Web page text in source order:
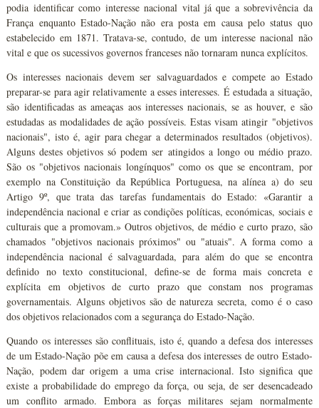
podia identificar como interesse nacional vital já que a sobrevivência da
França enquanto Estado-Nação não era posta em causa pelo status quo
estabelecido em 1871. Tratava-se, contudo, de um interesse nacional não
vital e que os sucessivos governos franceses não tornaram nunca explícitos.
Os interesses nacionais devem ser salvaguardados e compete ao Estado
preparar-se para agir relativamente a esses interesses. É estudada a situação,
são identificadas as ameaças aos interesses nacionais, se as houver, e são
estudadas as modalidades de ação possíveis. Estas visam atingir "objetivos
nacionais", isto é, agir para chegar a determinados resultados (objetivos).
Alguns destes objetivos só podem ser atingidos a longo ou médio prazo.
São os "objetivos nacionais longínquos" como os que se encontram, por
exemplo na Constituição da República Portuguesa, na alínea a) do seu
Artigo 9º, que trata das tarefas fundamentais do Estado: «Garantir a
independência nacional e criar as condições políticas, económicas, sociais e
culturais que a promovam.» Outros objetivos, de médio e curto prazo, são
chamados "objetivos nacionais próximos" ou "atuais". A forma como a
independência nacional é salvaguardada, para além do que se encontra
definido no texto constitucional, define-se de forma mais concreta e
explícita em objetivos de curto prazo que constam nos programas
governamentais. Alguns objetivos são de natureza secreta, como é o caso
dos objetivos relacionados com a segurança do Estado-Nação.
Quando os interesses são conflituais, isto é, quando a defesa dos interesses
de um Estado-Nação põe em causa a defesa dos interesses de outro Estado-
Nação, podem dar origem a uma crise internacional. Isto significa que
existe a probabilidade do emprego da força, ou seja, de ser desencadeado
um conflito armado. Embora as forças militares sejam normalmente